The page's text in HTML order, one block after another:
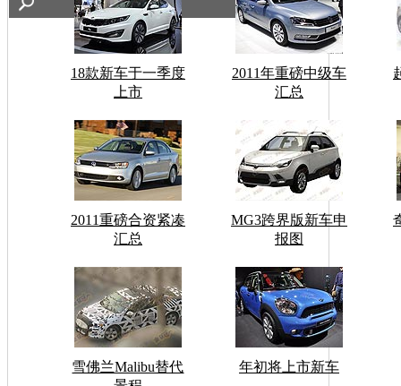
18款新车于一季度
上市
2011年重磅中级车
汇总
2011重磅合资紧凑
汇总
MG3跨界版新车申
报图
雪佛兰Malibu替代
年初将上市新车